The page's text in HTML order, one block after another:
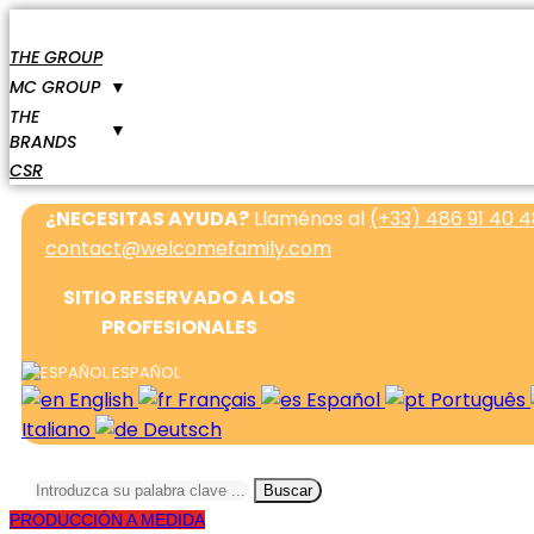
THE GROUP
MC GROUP ▼
THE
BRANDS
▼
CSR
¿NECESITAS AYUDA? Llaménos al (+33) 486 91 40
contact@welcomefamily.com
SITIO RESERVADO A LOS
PROFESIONALES
ESPAÑOL
English Français Español
Português
Italiano
Deutsch
Buscar
PRODUCCIÓN A MEDIDA